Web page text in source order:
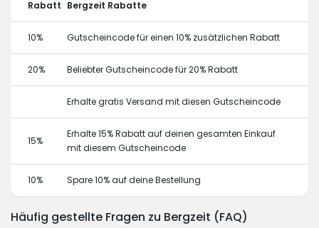
Rabatt Bergzeit Rabatte
10% Gutscheincode für einen 10% zusätzlichen Rabatt
20% Beliebter Gutscheincode für 20% Rabatt
Erhalte gratis Versand mit diesen Gutscheincode
15%
Erhalte 15% Rabatt auf deinen gesamten Einkauf
mit diesem Gutscheincode
10% Spare 10% auf deine Bestellung
Häufig gestellte Fragen zu Bergzeit (FAQ)